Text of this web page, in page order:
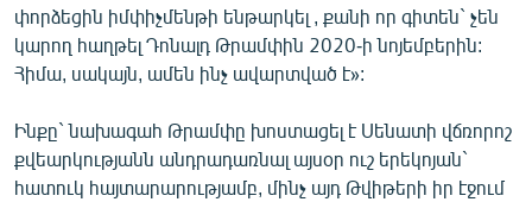
փորձեցին իմփիչմենթի ենթարկել , քանի որ գիտեն` չեն
կարող հաղթել Դոնալդ Թրամփին 2020-ի նոյեմբերին:
Հիմա, սակայն, ամեն ինչ ավարտված է»:
Ինքը` նախագահ Թրամփը խոստացել է Սենատի վճռորոշ
քվեարկությանն անդրադառնալ այսօր ուշ երեկոյան`
հատուկ հայտարարությամբ, մինչ այդ Թվիթերի իր էջում